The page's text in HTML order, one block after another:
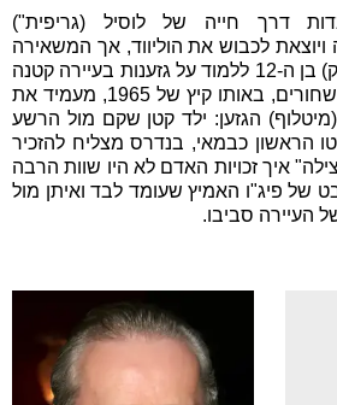
דרך חייה של לוסיל (גריפית")
לכבוש את הוליווד, אך המשאירה
מאחוריה את פיג"ו (בלאק) בן ה-12 ללמוד על גזענות בעיירה קטנה
באלבמה. המאבק של השחורים, באותו קיץ של 1965, מעמיד את
הגזען: ילד קטן שקם מול הרשע
הראשון כבמאי, בנדרס מצליח להזכיר
איך זכויות האדם לא היו שוות הרבה
מבט של פיג"ו האמיץ שעומד לבד ואיתן מול
העיירה סביבו.